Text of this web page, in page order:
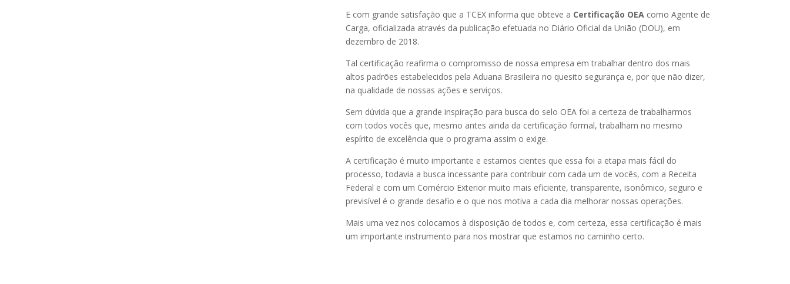
E com grande satisfação que a TCEX informa que obteve a Certificação OEA como Agente de
Carga, oficializada através da publicação efetuada no Diário Oficial da União (DOU), em
dezembro de 2018.
Tal certificação reafirma o compromisso de nossa empresa em trabalhar dentro dos mais
altos padrões estabelecidos pela Aduana Brasileira no quesito segurança e, por que não dizer,
na qualidade de nossas ações e serviços.
Sem dúvida que a grande inspiração para busca do selo OEA foi a certeza de trabalharmos
com todos vocês que, mesmo antes ainda da certificação formal, trabalham no mesmo
espírito de excelência que o programa assim o exige.
A certificação é muito importante e estamos cientes que essa foi a etapa mais fácil do
processo, todavia a busca incessante para contribuir com cada um de vocês, com a Receita
Federal e com um Comércio Exterior muito mais eficiente, transparente, isonômico, seguro e
previsível é o grande desafio e o que nos motiva a cada dia melhorar nossas operações.
Mais uma vez nos colocamos à disposição de todos e, com certeza, essa certificação é mais
um importante instrumento para nos mostrar que estamos no caminho certo.